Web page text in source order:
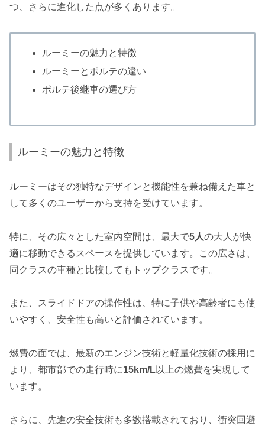
つ、さらに進化した点が多くあります。
ルーミーの魅力と特徴
ルーミーとポルテの違い
ポルテ後継車の選び方
ルーミーの魅力と特徴
ルーミーはその独特なデザインと機能性を兼ね備えた車と
して多くのユーザーから支持を受けています。
特に、その広々とした室内空間は、最大で5人の大人が快
適に移動できるスペースを提供しています。この広さは、
同クラスの車種と比較してもトップクラスです。
また、スライドドアの操作性は、特に子供や高齢者にも使
いやすく、安全性も高いと評価されています。
燃費の面では、最新のエンジン技術と軽量化技術の採用に
より、都市部での走行時に15km/L以上の燃費を実現して
います。
さらに、先進の安全技術も多数搭載されており、衝突回避